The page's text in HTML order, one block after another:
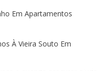
Em Apartamentos
À Vieira Souto Em